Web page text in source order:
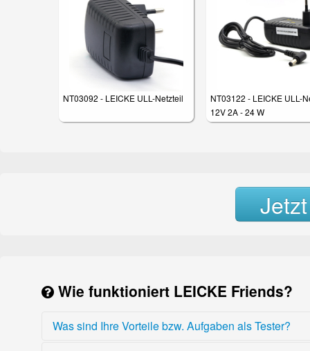
NT03092 - LEICKE ULL-Netzteil
NT03122 - LEICKE ULL-
12V 2A - 24 W
Wie funktioniert LEICKE Friends?
Was sind Ihre Vorteile bzw. Aufgaben als Tester?